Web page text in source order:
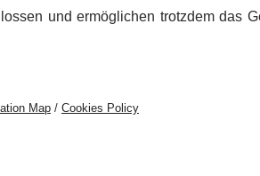
und ermöglichen trotzdem das
Map / Cookies Policy